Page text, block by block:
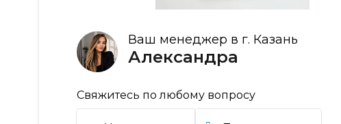
Ваш менеджер в г. Казань
Александра
Свяжитесь по любому вопросу